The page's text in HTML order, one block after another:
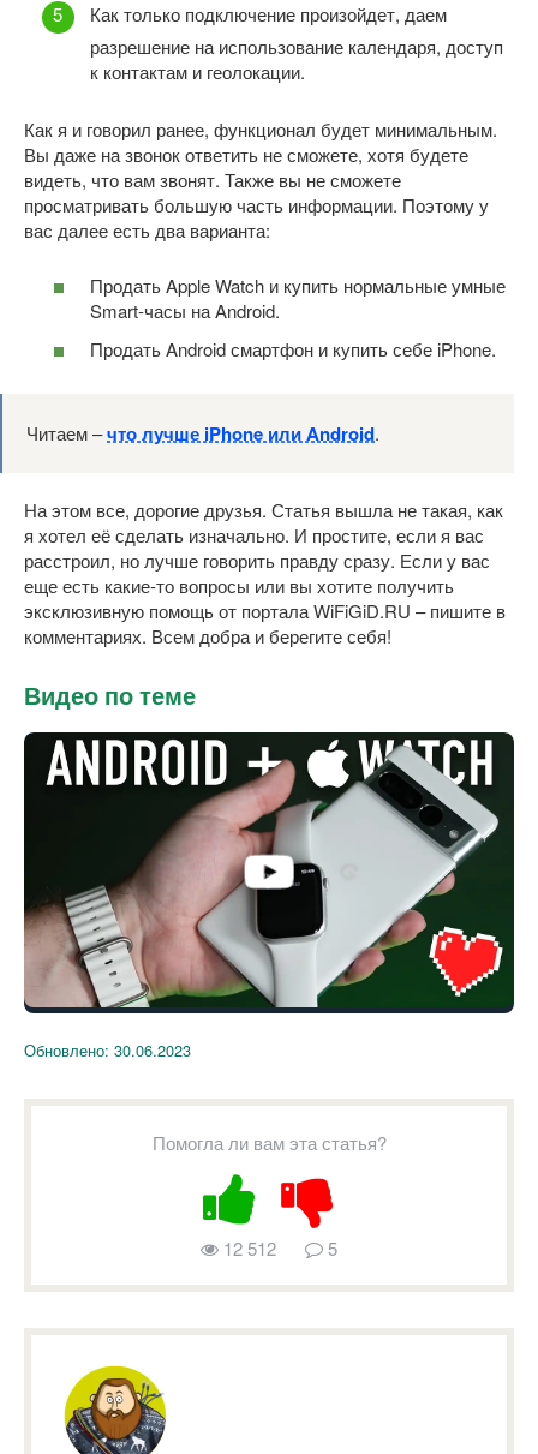
Как только подключение произойдет, даем
разрешение на использование календаря, доступ
к контактам и геолокации.
Как я и говорил ранее, функционал будет минимальным.
Вы даже на звонок ответить не сможете, хотя будете
видеть, что вам звонят. Также вы не сможете
просматривать большую часть информации. Поэтому у
вас далее есть два варианта:
Продать Apple Watch и купить нормальные умные
Smart-часы на Android.
Продать Android смартфон и купить себе iPhone.
Читаем –что лучше iPhone или Android.
На этом все, дорогие друзья. Статья вышла не такая, как
я хотел её сделать изначально. И простите, если я вас
расстроил, но лучше говорить правду сразу. Если у вас
еще есть какие-то вопросы или вы хотите получить
эксклюзивную помощь от портала WiFiGiD.RU – пишите в
комментариях. Всем добра и берегите себя!
Видео по теме
Обновлено: 30.06.2023
Помогла ли вам эта статья?
12 512 5